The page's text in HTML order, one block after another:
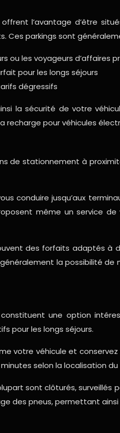
l’avantage d’être
parkings sont
ou les voyageurs d’affaires
pour les longs séjours
dégressifs
la sécurité de votre
pour véhicules
de stationnement à
conduire jusqu’aux
même un service
des forfaits adaptés à
la possibilité de
une option
pour les longs séjours.
véhicule et conservez
selon la localisation du
sont clôturés,
des pneus, permettant